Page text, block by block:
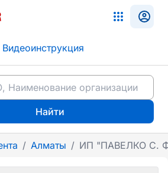
Видеоинструкция
Найти
/ Алматы / ИП "ПАВЕЛКО С.